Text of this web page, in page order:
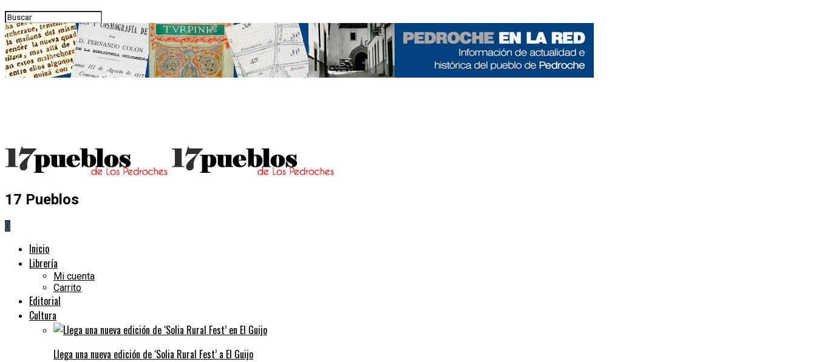
17 Pueblos
0
Inicio
Librería
Mi cuenta
Carrito
Editorial
Cultura
Llega una nueva edición de ‘Solia Rural Fest’ a El Guijo